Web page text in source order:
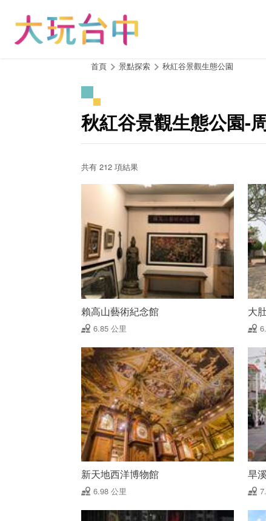
首頁 景點探索 秋紅谷景觀生態公園
秋紅谷景觀生態公園-
共有 212 項結果
賴高山藝術紀念館
6.85 公里
大
新天地西洋博物館
6.98 公里
旱